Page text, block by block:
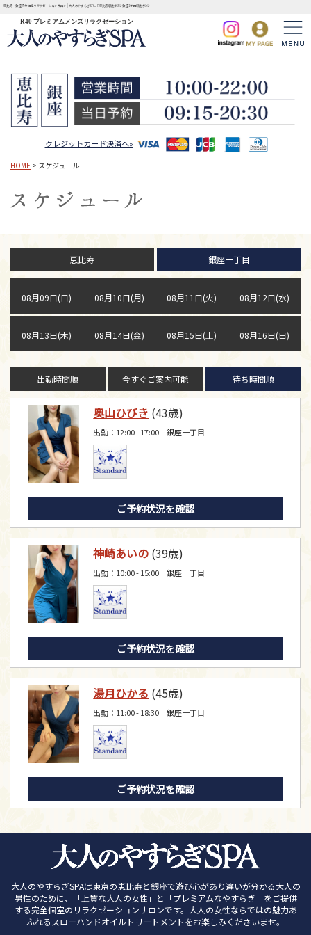
恵比寿・銀座完全個室リラクゼーションサロン | 大人のやすらぎSPA JR恵比寿駅徒歩3分 銀座1丁目駅徒歩3分
R40 プレミアムメンズリラクゼーション
クレジットカード決済へ»
HOME > スケジュール
恵比寿 銀座一丁目
08月09日(日) 08月10日(月) 08月11日(火) 08月12日(水)
08月13日(木) 08月14日(金) 08月15日(土) 08月16日(日)
出勤時間順 今すぐご案内可能 待ち時間順
奥山ひびき (43歳)
出勤：12:00 - 17:00 銀座一丁目
ご予約状況を確認
神崎あいの (39歳)
出勤：10:00 - 15:00 銀座一丁目
ご予約状況を確認
湯月ひかる (45歳)
出勤：11:00 - 18:30 銀座一丁目
ご予約状況を確認
大人のやすらぎSPAは東京の恵比寿と銀座で遊び心があり違いが分かる大人の
男性のために、「上質な大人の女性」と「プレミアムなやすらぎ」をご提供
する完全個室のリラクゼーションサロンです。大人の女性ならではの魅力あ
ふれるスローハンドオイルトリートメントをお楽しみくださいませ。